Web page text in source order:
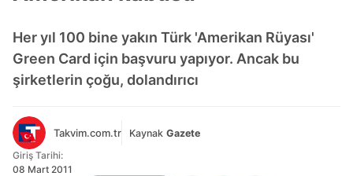
Her yıl 100 bine yakın Türk 'Amerikan Rüyası'
Green Card için başvuru yapıyor. Ancak bu
şirketlerin çoğu, dolandırıcı
Takvim.com.tr Kaynak Gazete
Giriş Tarihi:
08 Mart 2011